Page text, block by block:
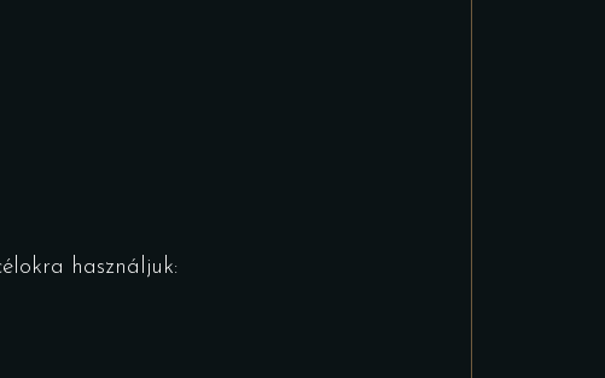
használjuk: